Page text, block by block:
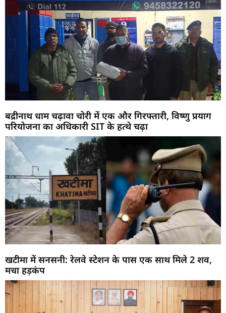
बद्रीनाथ धाम चढ़ावा चोरी में एक और गिरफ्तारी, विष्णु प्रयाग
परियोजना का अधिकारी SIT के हत्थे चढ़ा
खटीमा में सनसनी: रेलवे स्टेशन के पास एक साथ मिले 2 शव,
मचा हड़कंप